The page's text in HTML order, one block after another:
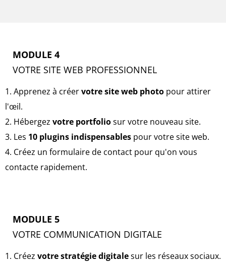
MODULE 4
VOTRE SITE WEB PROFESSIONNEL
1. Apprenez à créervotre site web photo pour attirer
l'œil.
2. Hébergez votre portfoliosur votre nouveau site.
3. Les 10 plugins indispensables pour votre site web.
4. Créez un formulaire de contact pour qu'on vous
contacte rapidement.
MODULE 5
VOTRE COMMUNICATION DIGITALE
1. Créez votre stratégie digitalesur les réseaux sociaux.